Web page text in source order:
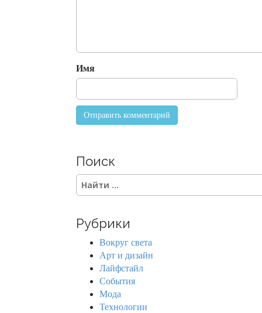
n
Имя
Поиск
S
e
c
Рубрики
Вокруг света
Арт и дизайн
Лайфстайл
События
Мода
Технологии